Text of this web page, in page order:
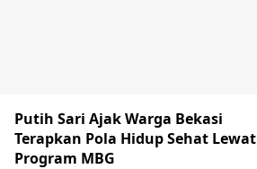
Putih Sari Ajak Warga Bekasi
Terapkan Pola Hidup Sehat Lewat
Program MBG